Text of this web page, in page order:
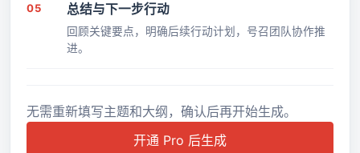
05 总结与下一步行动
回顾关键要点，明确后续行动计划，号召团队协作推
进。
无需重新填写主题和大纲，确认后再开始生成。
开通 Pro 后生成